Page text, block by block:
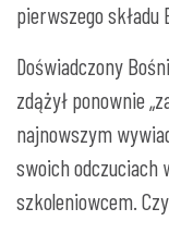
pierwszego
Doświadczony
zdążył ponownie
najnowszym
swoich odczuciach
szkoleniowcem.